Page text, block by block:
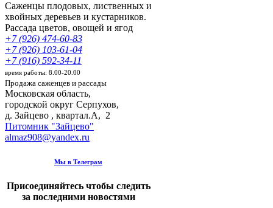
Саженцы плодовых, лиственных и
хвойных деревьев и кустарников.
Рассада цветов, овощей и ягод
+7 (926) 474-60-83
+7 (926) 103-61-04
+7 (916) 592-34-11
время работы: 8.00-20.00
Продажа саженцев и рассады
Московская область,
городской округ Серпухов,
д. Зайцево , квартал.А, 2
Питомник "Зайцево"
almaz908@yandex.ru
Мы в Телеграм
Присоединяйтесь чтобы следить
за последними новостями